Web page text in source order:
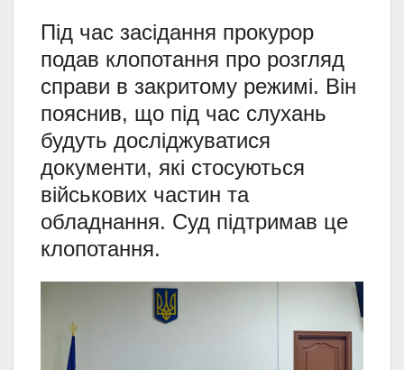
Під час засідання прокурор
подав клопотання про розгляд
справи в закритому режимі. Він
пояснив, що під час слухань
будуть досліджуватися
документи, які стосуються
військових частин та
обладнання. Суд підтримав це
клопотання.